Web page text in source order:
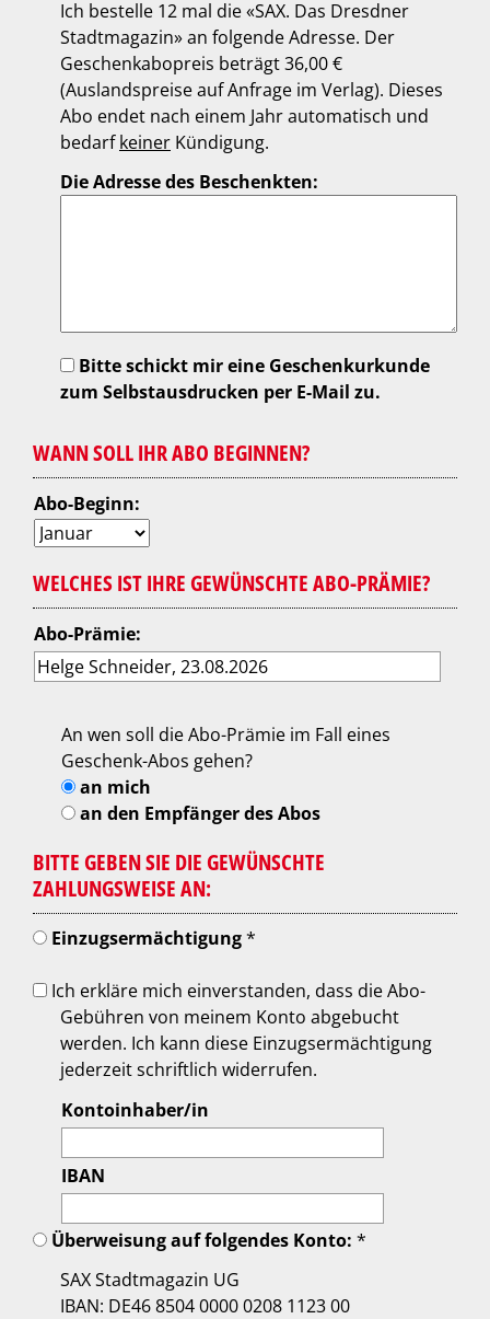
Ich bestelle 12 mal die «SAX. Das Dresdner
Stadtmagazin» an folgende Adresse. Der
Geschenkabopreis beträgt 36,00 €
(Auslandspreise auf Anfrage im Verlag). Dieses
Abo endet nach einem Jahr automatisch und
bedarfkeiner Kündigung.
Die Adresse des Beschenkten:
Bitte schickt mir eine Geschenkurkunde
zum Selbstausdrucken per E-Mail zu.
WANN SOLL IHR ABO BEGINNEN?
Abo-Beginn:
WELCHES IST IHRE GEWÜNSCHTE ABO-PRÄMIE?
Abo-Prämie:
An wen soll die Abo-Prämie im Fall eines
Geschenk-Abos gehen?
an mich
an den Empfänger des Abos
BITTE GEBEN SIE DIE GEWÜNSCHTE
ZAHLUNGSWEISE AN:
Einzugsermächtigung*
Ich erkläre mich einverstanden, dass die Abo-
Gebühren von meinem Konto abgebucht
werden. Ich kann diese Einzugsermächtigung
jederzeit schriftlich widerrufen.
Kontoinhaber/in
IBAN
Überweisung auf folgendes Konto: *
SAX Stadtmagazin UG
IBAN: DE46 8504 0000 0208 1123 00